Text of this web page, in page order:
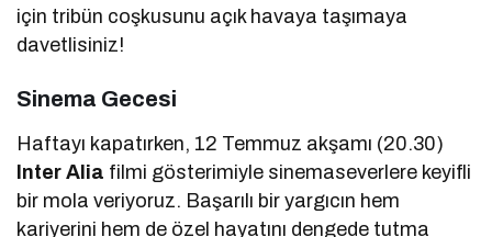
için tribün coşkusunu açık havaya taşımaya
davetlisiniz!
Sinema Gecesi
Haftayı kapatırken, 12 Temmuz akşamı (20.30)
Inter Alia filmi gösterimiyle sinemaseverlere keyifli
bir mola veriyoruz. Başarılı bir yargıcın hem
kariyerini hem de özel hayatını dengede tutma